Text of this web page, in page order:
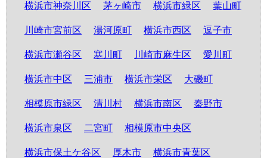
横浜市神奈川区 茅ヶ崎市 横浜市緑区 葉山町
川崎市宮前区 湯河原町 横浜市西区 逗子市
横浜市瀬谷区 寒川町 川崎市麻生区 愛川町
横浜市中区 三浦市 横浜市栄区 大磯町
相模原市緑区 清川村 横浜市南区 秦野市
横浜市泉区 二宮町 相模原市中央区
横浜市保土ケ谷区 厚木市 横浜市青葉区